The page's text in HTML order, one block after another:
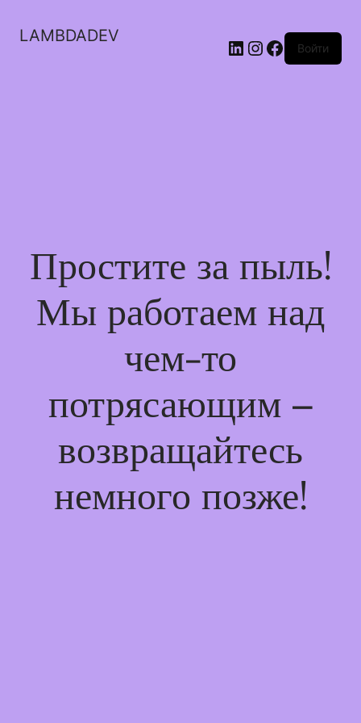
LAMBDADEV LinkedIn
Instagram
Facebook
Войти
Простите за пыль!
Мы работаем над
чем-то
потрясающим –
возвращайтесь
немного позже!